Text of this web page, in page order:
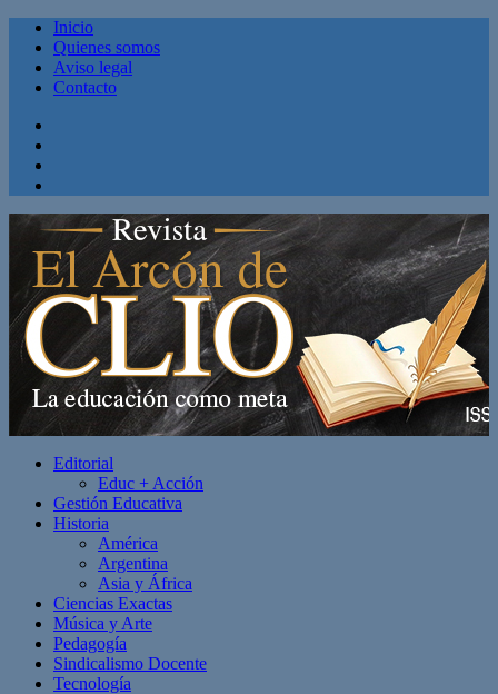
Inicio
Quienes somos
Aviso legal
Contacto
Editorial
Educ + Acción
Gestión Educativa
Historia
América
Argentina
Asia y África
Ciencias Exactas
Música y Arte
Pedagogía
Sindicalismo Docente
Tecnología